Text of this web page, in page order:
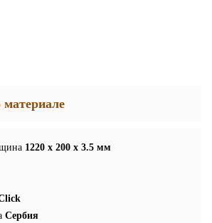
1220 x 200 x 3.5 мм
Сербия